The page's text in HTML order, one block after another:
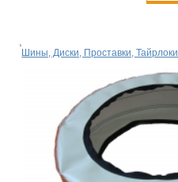
Шины, Диски, Проставки, Тайрлоки